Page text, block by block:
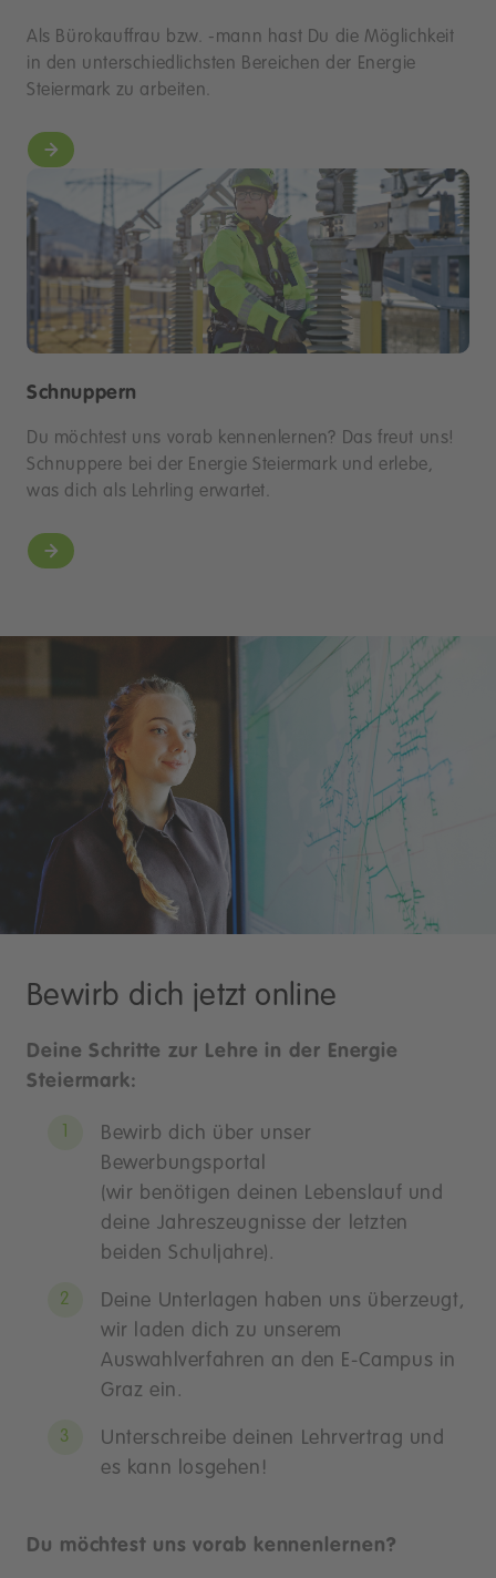
Als Bürokauffrau bzw. -mann hast Du die Möglichkeit
in den unterschiedlichsten Bereichen der Energie
Steiermark zu arbeiten.
Schnuppern
Du möchtest uns vorab kennenlernen? Das freut uns!
Schnuppere bei der Energie Steiermark und erlebe,
was dich als Lehrling erwartet.
Bewirb dich jetzt online
Deine Schritte zur Lehre in der Energie
Steiermark:
Bewirb dich über unser
Bewerbungsportal
(wir benötigen deinen Lebenslauf und
deine Jahreszeugnisse der letzten
beiden Schuljahre).
Deine Unterlagen haben uns überzeugt,
wir laden dich zu unserem
Auswahlverfahren an den E-Campus in
Graz ein.
Unterschreibe deinen Lehrvertrag und
es kann losgehen!
Du möchtest uns vorab kennenlernen?